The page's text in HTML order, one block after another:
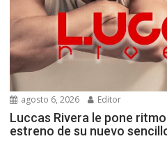
agosto 6, 2026 Editor
Luccas Rivera le pone
estreno de su nuevo